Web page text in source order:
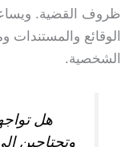
ظروف القضية.
الوقائع والمستندات
الشخصية.
هل
وتحتاجين